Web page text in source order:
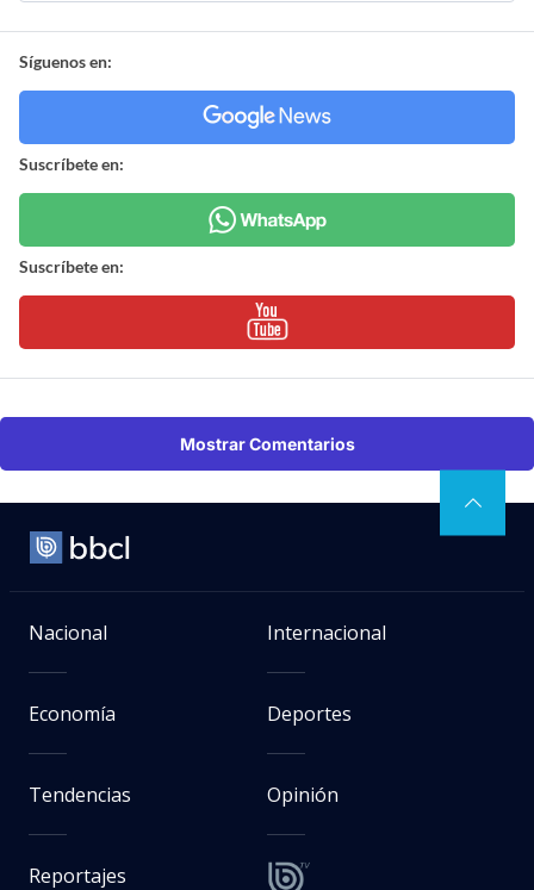
Síguenos en:
Suscríbete en:
Suscríbete en:
Mostrar Comentarios
Nacional Internacional
Economía Deportes
Tendencias Opinión
Reportajes